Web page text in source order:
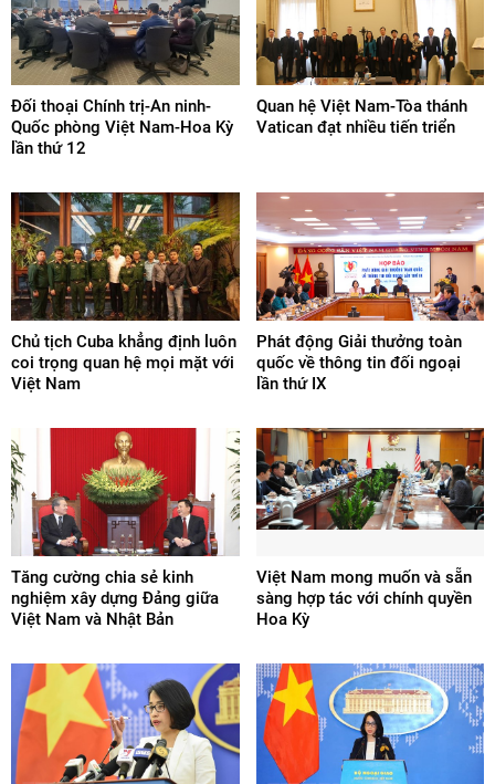
Đối thoại Chính trị-An ninh-
Quốc phòng Việt Nam-Hoa Kỳ
lần thứ 12
Quan hệ Việt Nam-Tòa thánh
Vatican đạt nhiều tiến triển
Chủ tịch Cuba khẳng định luôn
coi trọng quan hệ mọi mặt với
Việt Nam
Phát động Giải thưởng toàn
quốc về thông tin đối ngoại
lần thứ IX
Tăng cường chia sẻ kinh
nghiệm xây dựng Đảng giữa
Việt Nam và Nhật Bản
Việt Nam mong muốn và sẵn
sàng hợp tác với chính quyền
Hoa Kỳ